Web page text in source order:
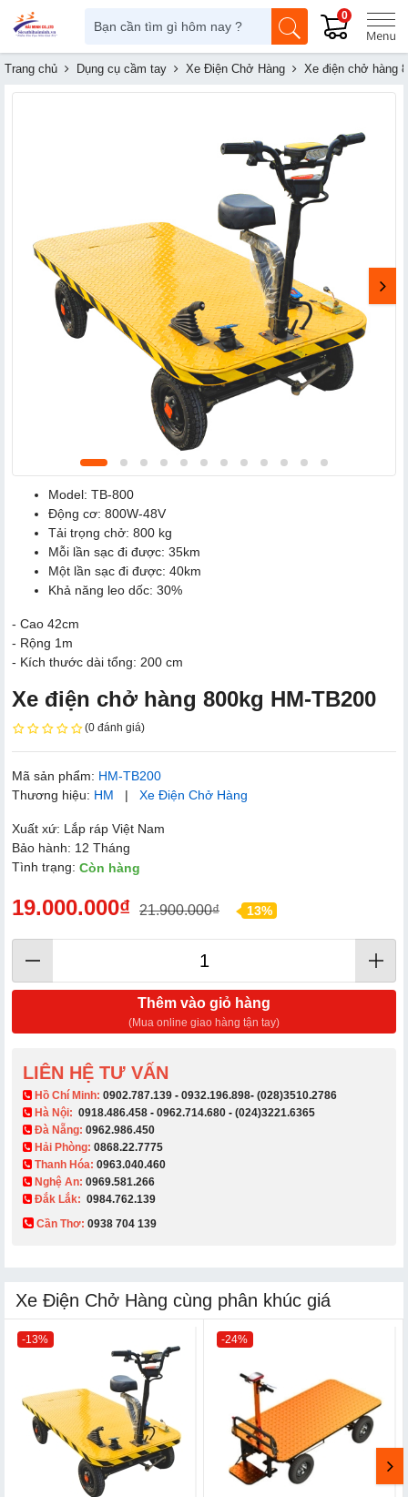
0
Trang chủ Dụng cụ cầm tay Xe Điện Chở Hàng Xe điện chở hàng
Model: TB-800
Động cơ: 800W-48V
Tải trọng chở: 800 kg
Mỗi lần sạc đi được: 35km
Một lần sạc đi được: 40km
Khả năng leo dốc: 30%
- Cao 42cm
- Rộng 1m
- Kích thước dài tổng: 200 cm
Xe điện chở hàng 800kg HM-TB200
(0 đánh giá)
Mã sản phẩm: HM-TB200
Thương hiệu: HM | Xe Điện Chở Hàng
Xuất xứ: Lắp ráp Việt Nam
Bảo hành: 12 Tháng
Tình trạng: Còn hàng
19.000.000₫ 21.900.000₫ 13%
Thêm vào giỏ hàng
(Mua online giao hàng tận tay)
LIÊN HỆ TƯ VẤN
​ Hồ Chí Minh: 0902.787.139 - 0932.196.898- (028)3510.2786
Hà Nội: 0918.486.458 - 0962.714.680 - (024)3221.6365
Đà Nẵng: 0962.986.450
Hải Phòng: 0868.22.7775
Thanh Hóa: 0963.040.460
Nghệ An: 0969.581.266
Đắk Lắk: 0984.762.139
Cần Thơ: 0938 704 139​
Xe Điện Chở Hàng cùng phân khúc giá
-13% -24%